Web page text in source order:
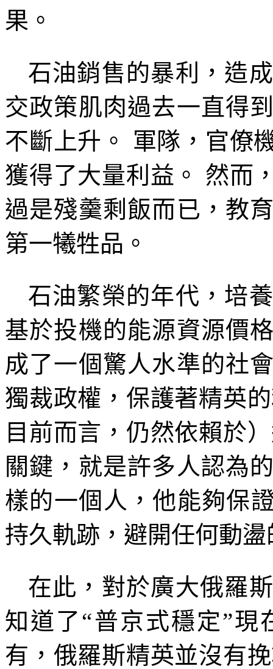
果。
石油銷售的暴利，造
交政策肌肉過去一直得
不斷上升。
軍隊，官僚
獲得了大量利益。
然而
過是殘羹剩飯而已，教
第一犧牲品。
石油繁榮的年代，培
基於投機的能源資源價
成了一個驚人水準的社
獨裁政權，保護著精英
目前而言，仍然依賴於
關鍵，就是許多人認為
樣的一個人，他能夠保
持久軌跡，避開任何動
在此，對於廣大俄羅
知道了“普京式穩定”現
有，俄羅斯精英並沒有